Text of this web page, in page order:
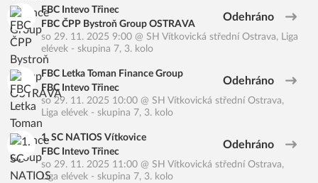
FBC Intevo Třinec
FBC ČPP Bystroň Group OSTRAVA
Odehráno
so 29. 11. 2025 9:00 @ SH Vítkovická střední Ostrava, Liga
elévek - skupina 7, 3. kolo
FBC Letka Toman Finance Group
FBC Intevo Třinec
Odehráno
so 29. 11. 2025 10:00 @ SH Vítkovická střední Ostrava,
Liga elévek - skupina 7, 3. kolo
1. SC NATIOS Vítkovice
FBC Intevo Třinec
Odehráno
so 29. 11. 2025 11:00 @ SH Vítkovická střední Ostrava,
Liga elévek - skupina 7, 3. kolo